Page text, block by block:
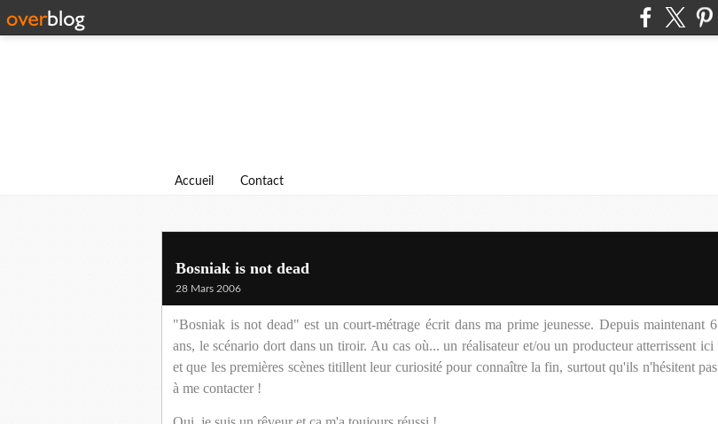
Accueil Contact
Bosniak is not dead
28 Mars 2006
"Bosniak is not dead" est un court-métrage écrit dans ma prime jeunesse. Depuis maintenant 6
ans, le scénario dort dans un tiroir. Au cas où... un réalisateur et/ou un producteur atterrissent ici
et que les premières scènes titillent leur curiosité pour connaître la fin, surtout qu'ils n'hésitent pas
à me contacter !